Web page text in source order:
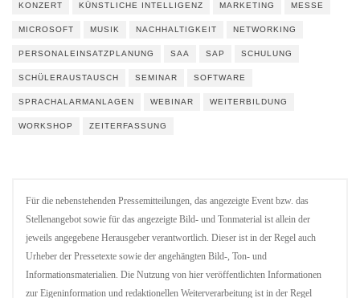
KONZERT KÜNSTLICHE INTELLIGENZ MARKETING MESSE
MICROSOFT MUSIK NACHHALTIGKEIT NETWORKING
PERSONALEINSATZPLANUNG SAA SAP SCHULUNG
SCHÜLERAUSTAUSCH SEMINAR SOFTWARE
SPRACHALARMANLAGEN WEBINAR WEITERBILDUNG
WORKSHOP ZEITERFASSUNG
Für die nebenstehenden Pressemitteilungen, das angezeigte Event bzw. das
Stellenangebot sowie für das angezeigte Bild- und Tonmaterial ist allein der
jeweils angegebene Herausgeber verantwortlich. Dieser ist in der Regel auch
Urheber der Pressetexte sowie der angehängten Bild-, Ton- und
Informationsmaterialien. Die Nutzung von hier veröffentlichten Informationen
zur Eigeninformation und redaktionellen Weiterverarbeitung ist in der Regel